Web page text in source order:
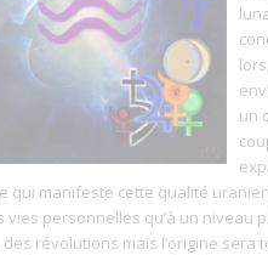
un
qui manifeste cette qualité
vies personnelles qu’à un niveau
révolutions mais l’origine